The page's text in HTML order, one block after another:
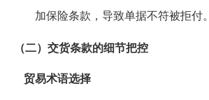
加保险条款，导致单据不符被拒付。
（二）交货条款的细节把控
贸易术语选择